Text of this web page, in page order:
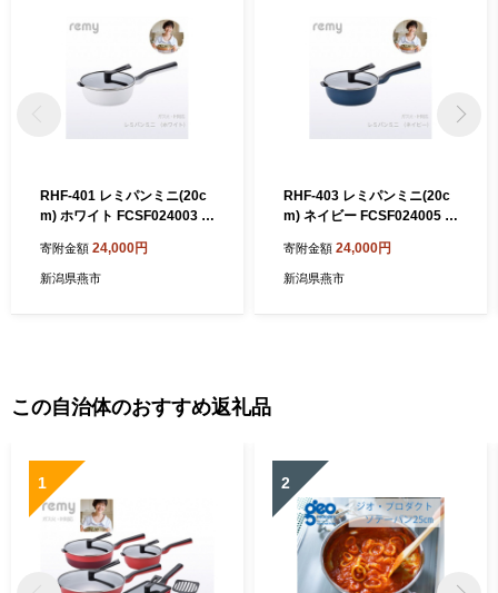
RHF-401 レミパンミニ(20c
m) ホワイト FCSF024003 【
蓋付き 鍋 IH ガス くっつかな
い 軽い 万能 白 調理器具 キ
寄附金額 24,000円
新潟県燕市
RHF-403 レミパンミニ(20c
m) ネイビー FCSF024005 【
蓋付き 鍋 IH ガス くっつかな
い 軽い 万能 白 調理器具 キ
寄附金額 24,000円
新潟県燕市
この自治体のおすすめ返礼品
1 2